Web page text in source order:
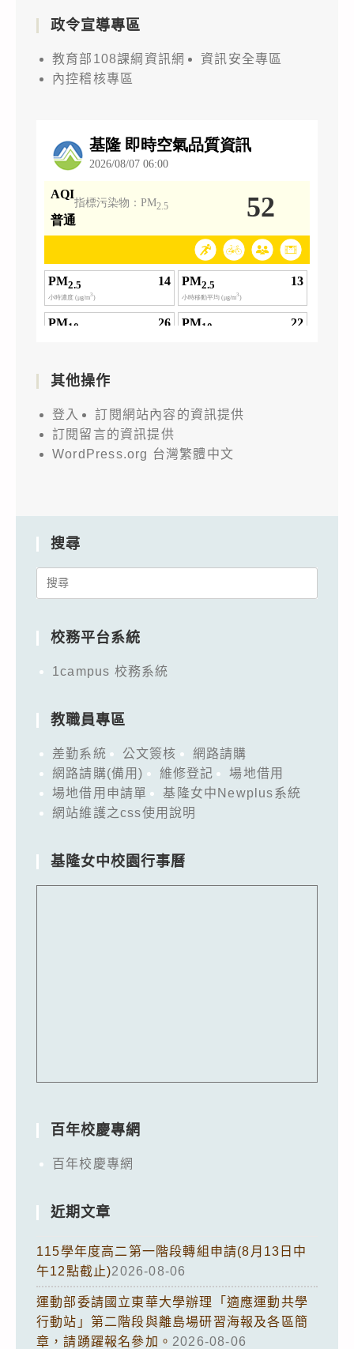
政令宣導專區
教育部108課綱資訊網
資訊安全專區
內控稽核專區
其他操作
登入
訂閱網站內容的資訊提供
訂閱留言的資訊提供
WordPress.org 台灣繁體中文
搜尋
Search
校務平台系統
1campus 校務系統
教職員專區
差勤系統 公文簽核
網路請購
網路請購(備用)
維修登記
場地借用
場地借用申請單
基隆女中Newplus系統
網站維護之css使用說明
基隆女中校園行事曆
百年校慶專網
百年校慶專網
近期文章
115學年度高二第一階段轉組申請(8月13日中
午12點截止)2026-08-06
運動部委請國立東華大學辦理「適應運動共學
行動站」第二階段與離島場研習海報及各區簡
章，請踴躍報名參加。 2026-08-06